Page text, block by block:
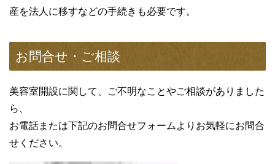
産を法人に移すなどの手続きも必要です。
お問合せ・ご相談
美容室開設に関して、ご不明なことやご相談がありました
ら、
お電話または下記のお問合せフォームよりお気軽にお問合
せください。